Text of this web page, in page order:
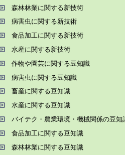
森林林業に関する新技術
病害⾍に関する新技術
⾷品加⼯に関する新技術
⽔産に関する新技術
作物や園芸に関する⾖知識
病害⾍に関する⾖知識
畜産に関する⾖知識
⽔産に関する⾖知識
バイテク・農業環境・機械関係の⾖知
⾷品加⼯に関する⾖知識
森林林業に関する⾖知識